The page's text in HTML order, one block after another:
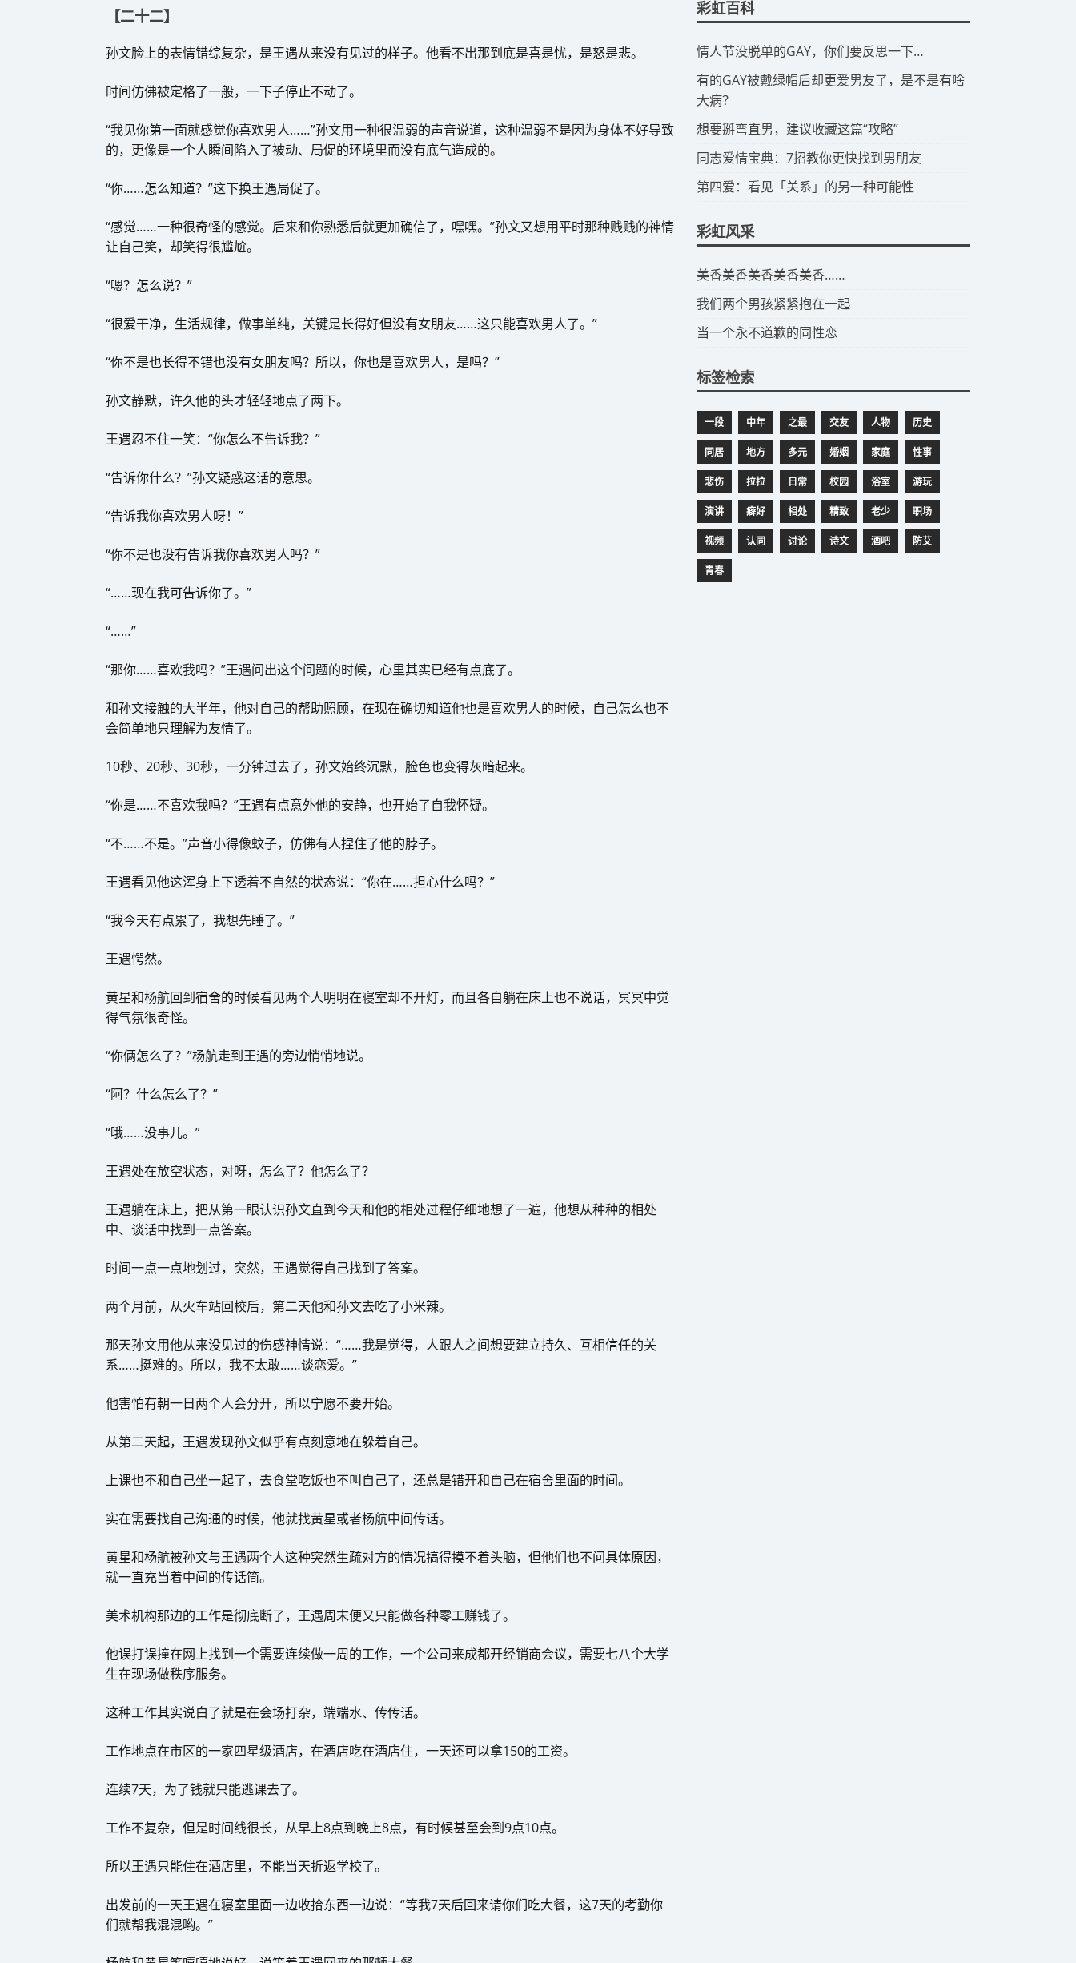
【二十二】
孙文脸上的表情错综复杂，是王遇从来没有见过的样子。他看不出那到底是喜是忧，是怒是悲。
时间仿佛被定格了一般，一下子停止不动了。
“我见你第一面就感觉你喜欢男人……”孙文用一种很温弱的声音说道，这种温弱不是因为身体不好导致
的，更像是一个人瞬间陷入了被动、局促的环境里而没有底气造成的。
“你……怎么知道？”这下换王遇局促了。
“感觉……一种很奇怪的感觉。后来和你熟悉后就更加确信了，嘿嘿。”孙文又想用平时那种贱贱的神情
让自己笑，却笑得很尴尬。
“嗯？怎么说？”
“很爱干净，生活规律，做事单纯，关键是长得好但没有女朋友……这只能喜欢男人了。”
“你不是也长得不错也没有女朋友吗？所以，你也是喜欢男人，是吗？”
孙文静默，许久他的头才轻轻地点了两下。
王遇忍不住一笑：“你怎么不告诉我？”
“告诉你什么？”孙文疑惑这话的意思。
“告诉我你喜欢男人呀！”
“你不是也没有告诉我你喜欢男人吗？”
“……现在我可告诉你了。”
“……”
“那你……喜欢我吗？”王遇问出这个问题的时候，心里其实已经有点底了。
和孙文接触的大半年，他对自己的帮助照顾，在现在确切知道他也是喜欢男人的时候，自己怎么也不
会简单地只理解为友情了。
10秒、20秒、30秒，一分钟过去了，孙文始终沉默，脸色也变得灰暗起来。
“你是……不喜欢我吗？”王遇有点意外他的安静，也开始了自我怀疑。
“不……不是。”声音小得像蚊子，仿佛有人捏住了他的脖子。
王遇看见他这浑身上下透着不自然的状态说：“你在……担心什么吗？”
“我今天有点累了，我想先睡了。”
王遇愕然。
黄星和杨航回到宿舍的时候看见两个人明明在寝室却不开灯，而且各自躺在床上也不说话，冥冥中觉
得气氛很奇怪。
“你俩怎么了？”杨航走到王遇的旁边悄悄地说。
“阿？什么怎么了？”
“哦……没事儿。”
王遇处在放空状态，对呀，怎么了？他怎么了？
王遇躺在床上，把从第一眼认识孙文直到今天和他的相处过程仔细地想了一遍，他想从种种的相处
中、谈话中找到一点答案。
时间一点一点地划过，突然，王遇觉得自己找到了答案。
两个月前，从火车站回校后，第二天他和孙文去吃了小米辣。
那天孙文用他从来没见过的伤感神情说：“……我是觉得，人跟人之间想要建立持久、互相信任的关
系……挺难的。所以，我不太敢……谈恋爱。”
他害怕有朝一日两个人会分开，所以宁愿不要开始。
从第二天起，王遇发现孙文似乎有点刻意地在躲着自己。
上课也不和自己坐一起了，去食堂吃饭也不叫自己了，还总是错开和自己在宿舍里面的时间。
实在需要找自己沟通的时候，他就找黄星或者杨航中间传话。
黄星和杨航被孙文与王遇两个人这种突然生疏对方的情况搞得摸不着头脑，但他们也不问具体原因，
就一直充当着中间的传话筒。
美术机构那边的工作是彻底断了，王遇周末便又只能做各种零工赚钱了。
他误打误撞在网上找到一个需要连续做一周的工作，一个公司来成都开经销商会议，需要七八个大学
生在现场做秩序服务。
这种工作其实说白了就是在会场打杂，端端水、传传话。
工作地点在市区的一家四星级酒店，在酒店吃在酒店住，一天还可以拿150的工资。
连续7天，为了钱就只能逃课去了。
工作不复杂，但是时间线很长，从早上8点到晚上8点，有时候甚至会到9点10点。
所以王遇只能住在酒店里，不能当天折返学校了。
出发前的一天王遇在寝室里面一边收拾东西一边说：“等我7天后回来请你们吃大餐，这7天的考勤你
们就帮我混混哟。”
彩虹百科
​情人节没脱单的GAY，你们要反思一下…
​有的GAY被戴绿帽后却更爱男友了，是不是有啥
大病？
​想要掰弯直男，建议收藏这篇“攻略”
​同志爱情宝典：7招教你更快找到男朋友
​第四爱：看见「关系」的另一种可能性
彩虹风采
​美香美香美香美香美香……
我们两个男孩紧紧抱在一起
当一个永不道歉的同性恋
标签检索
一段 中年 之最 交友 人物 历史
同居 地方 多元 婚姻 家庭 性事
悲伤 拉拉 日常 校园 浴室 游玩
演讲 癖好 相处 精致 老少 职场
视频 认同 讨论 诗文 酒吧 防艾
青春